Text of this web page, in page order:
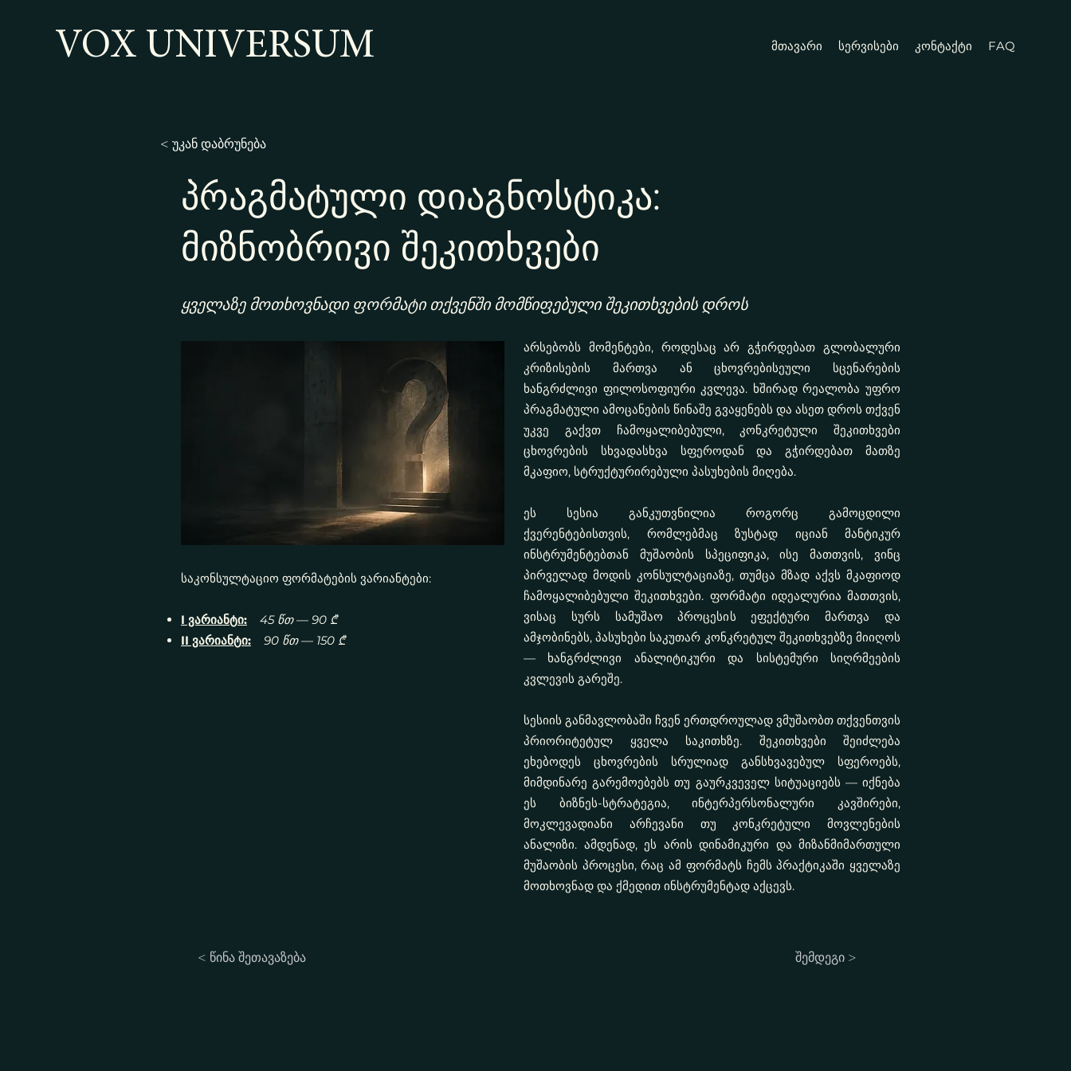
VOX UNIVERSUM მთავარი სერვისები კონტაქტი FAQ
< უკან დაბრუნება
პრაგმატული დიაგნოსტიკა:
მიზნობრივი შეკითხვები
ყველაზე მოთხოვნადი ფორმატი თქვენში მომწიფებული შეკითხვების დროს
< წინა შეთავაზება შემდეგი >
არსებობს მომენტები, როდესაც არ გჭირდებათ გლობალური
კრიზისების მართვა ან ცხოვრებისეული სცენარების
ხანგრძლივი ფილოსოფიური კვლევა. ხშირად რეალობა უფრო
პრაგმატული ამოცანების წინაშე გვაყენებს და ასეთ დროს თქვენ
უკვე გაქვთ ჩამოყალიბებული, კონკრეტული შეკითხვები
ცხოვრების სხვადასხვა სფეროდან და გჭირდებათ მათზე
მკაფიო, სტრუქტურირებული პასუხების მიღება.
ეს სესია განკუთვნილია როგორც გამოცდილი
ქვერენტებისთვის, რომლებმაც ზუსტად იციან მანტიკურ
ინსტრუმენტებთან მუშაობის სპეციფიკა, ისე მათთვის, ვინც
პირველად მოდის კონსულტაციაზე, თუმცა მზად აქვს მკაფიოდ
ჩამოყალიბებული შეკითხვები. ფორმატი იდეალურია მათთვის,
ვისაც სურს სამუშაო პროცესის ეფექტური მართვა და
ამჯობინებს, პასუხები საკუთარ კონკრეტულ შეკითხვებზე მიიღოს
— ხანგრძლივი ანალიტიკური და სისტემური სიღრმეების
კვლევის გარეშე.
სესიის განმავლობაში ჩვენ ერთდროულად ვმუშაობთ თქვენთვის
პრიორიტეტულ ყველა საკითხზე. შეკითხვები შეიძლება
ეხებოდეს ცხოვრების სრულიად განსხვავებულ სფეროებს,
მიმდინარე გარემოებებს თუ გაურკვეველ სიტუაციებს — იქნება
ეს ბიზნეს-სტრატეგია, ინტერპერსონალური კავშირები,
მოკლევადიანი არჩევანი თუ კონკრეტული მოვლენების
ანალიზი. ამდენად, ეს არის დინამიკური და მიზანმიმართული
მუშაობის პროცესი, რაც ამ ფორმატს ჩემს პრაქტიკაში ყველაზე
მოთხოვნად და ქმედით ინსტრუმენტად აქცევს.
საკონსულტაციო ფორმატების ვარიანტები:
I ვარიანტი:
45 წთ — 90 ₾
II ვარიანტი:
90 წთ — 150 ₾